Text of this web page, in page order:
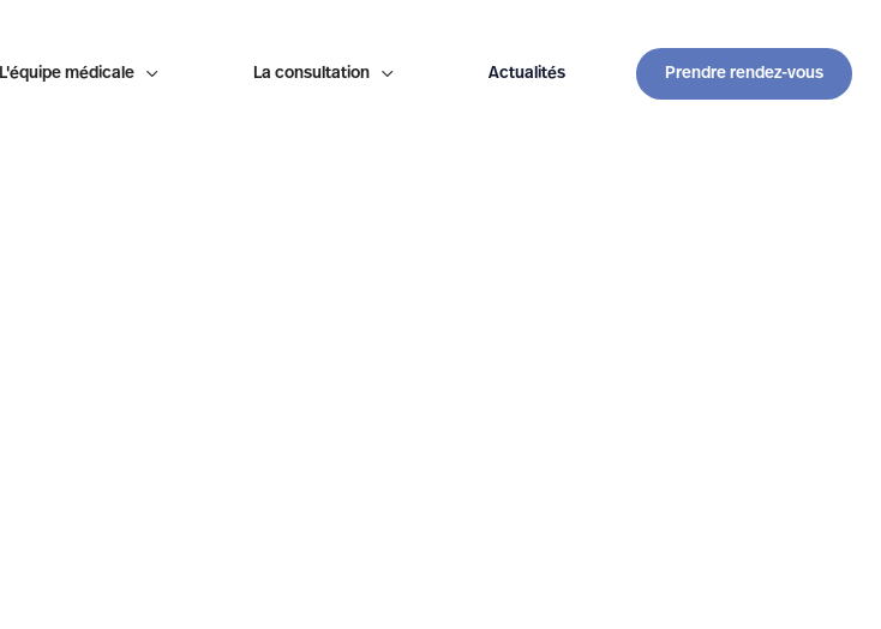
L'équipe médicale  La consultation  Actualités Prendre rendez-vous